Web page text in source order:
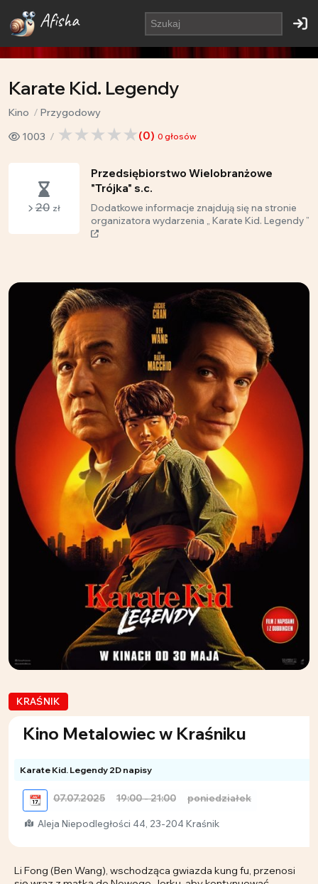
Afisha
Karate Kid. Legendy
Kino
Przygodowy
1003
(0) 0 głosów
20 zł
Przedsiębiorstwo Wielobranżowe
"Trójka" s.c.
Dodatkowe informacje znajdują się na stronie
organizatora wydarzenia „ Karate Kid. Legendy ”
KRAŚNIK
Kino Metalowiec w Kraśniku
Karate Kid. Legendy 2D napisy
📆 07.07.2025 19:00 - 21:00 poniedziałek
Aleja Niepodległości 44, 23-204 Kraśnik
Li Fong (Ben Wang), wschodząca gwiazda kung fu, przenosi